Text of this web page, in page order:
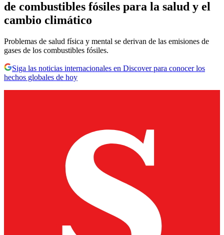
de combustibles fósiles para la salud y el
cambio climático
Problemas de salud física y mental se derivan de las emisiones de
gases de los combustibles fósiles.
Siga las noticias internacionales en Discover para conocer los
hechos globales de hoy